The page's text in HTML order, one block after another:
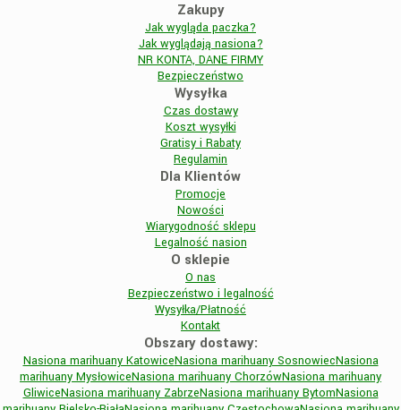
Zakupy
Jak wygląda paczka?
Jak wyglądają nasiona?
NR KONTA, DANE FIRMY
Bezpieczeństwo
Wysyłka
Czas dostawy
Koszt wysyłki
Gratisy i Rabaty
Regulamin
Dla Klientów
Promocje
Nowości
Wiarygodność sklepu
Legalność nasion
O sklepie
O nas
Bezpieczeństwo i legalność
Wysyłka/Płatność
Kontakt
Obszary dostawy:
Nasiona marihuany KatowiceNasiona marihuany SosnowiecNasiona
marihuany MysłowiceNasiona marihuany ChorzówNasiona marihuany
GliwiceNasiona marihuany ZabrzeNasiona marihuany BytomNasiona